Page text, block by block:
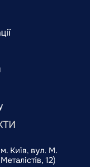
Київ, вул. М.
12)